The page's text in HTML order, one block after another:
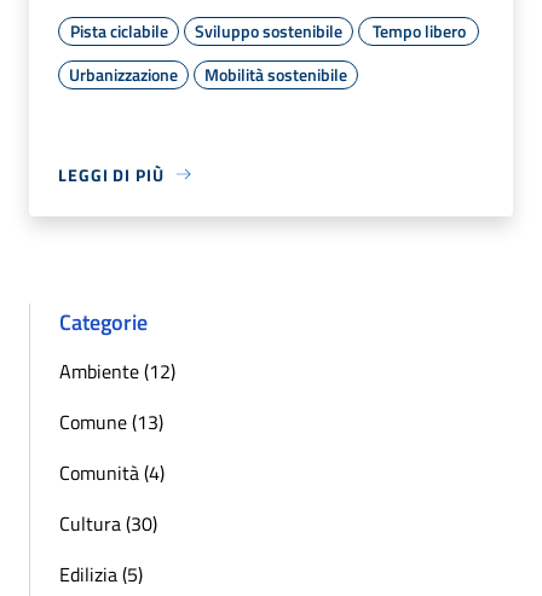
Pista ciclabile Sviluppo sostenibile
Tempo libero
Urbanizzazione
Mobilità sostenibile
LEGGI DI PIÙ
Categorie
Ambiente (12)
Comune (13)
Comunità (4)
Cultura (30)
Edilizia (5)